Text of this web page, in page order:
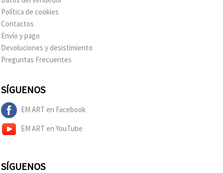
Política de cookies
Contactos
Envío y pago
Devoluciones y desistimiento
Preguntas Frecuentes
SÍGUENOS
EM ART en Facebook
EM ART en YouTube
SÍGUENOS